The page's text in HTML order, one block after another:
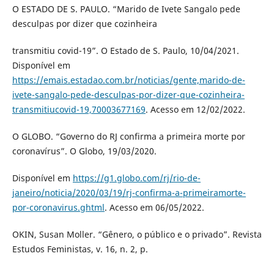
O ESTADO DE S. PAULO. “Marido de Ivete Sangalo pede
desculpas por dizer que cozinheira
transmitiu covid-19”. O Estado de S. Paulo, 10/04/2021.
Disponível em
https://emais.estadao.com.br/noticias/gente,marido-de-
ivete-sangalo-pede-desculpas-por-dizer-que-cozinheira-
transmitiucovid-19,70003677169. Acesso em 12/02/2022.
O GLOBO. “Governo do RJ confirma a primeira morte por
coronavírus”. O Globo, 19/03/2020.
Disponível em https://g1.globo.com/rj/rio-de-
janeiro/noticia/2020/03/19/rj-confirma-a-primeiramorte-
por-coronavirus.ghtml. Acesso em 06/05/2022.
OKIN, Susan Moller. “Gênero, o público e o privado”. Revista
Estudos Feministas, v. 16, n. 2, p.